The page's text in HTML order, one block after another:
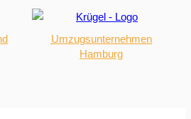
Umzugsunternehmen
Hamburg